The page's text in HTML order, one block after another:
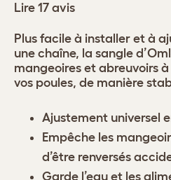
Lire 17 avis
Plus facile à installer et à
une chaîne, la sangle
mangeoires et abreuvoirs
vos poules, de manière
Ajustement universel
Empêche les
d’être renversés
Garde l’eau et les